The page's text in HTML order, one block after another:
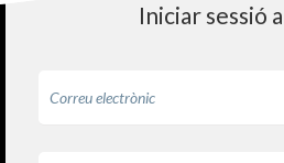
Iniciar sessió